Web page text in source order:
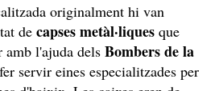
originalment hi van
de capses metàl·liques que
amb l'ajuda dels Bombers de la
servir eines especialitzades per